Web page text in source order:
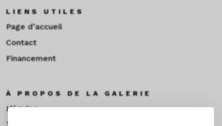
LIENS UTILES
Page d’accueil
Contact
Financement
À PROPOS DE LA GALERIE
L’équipe